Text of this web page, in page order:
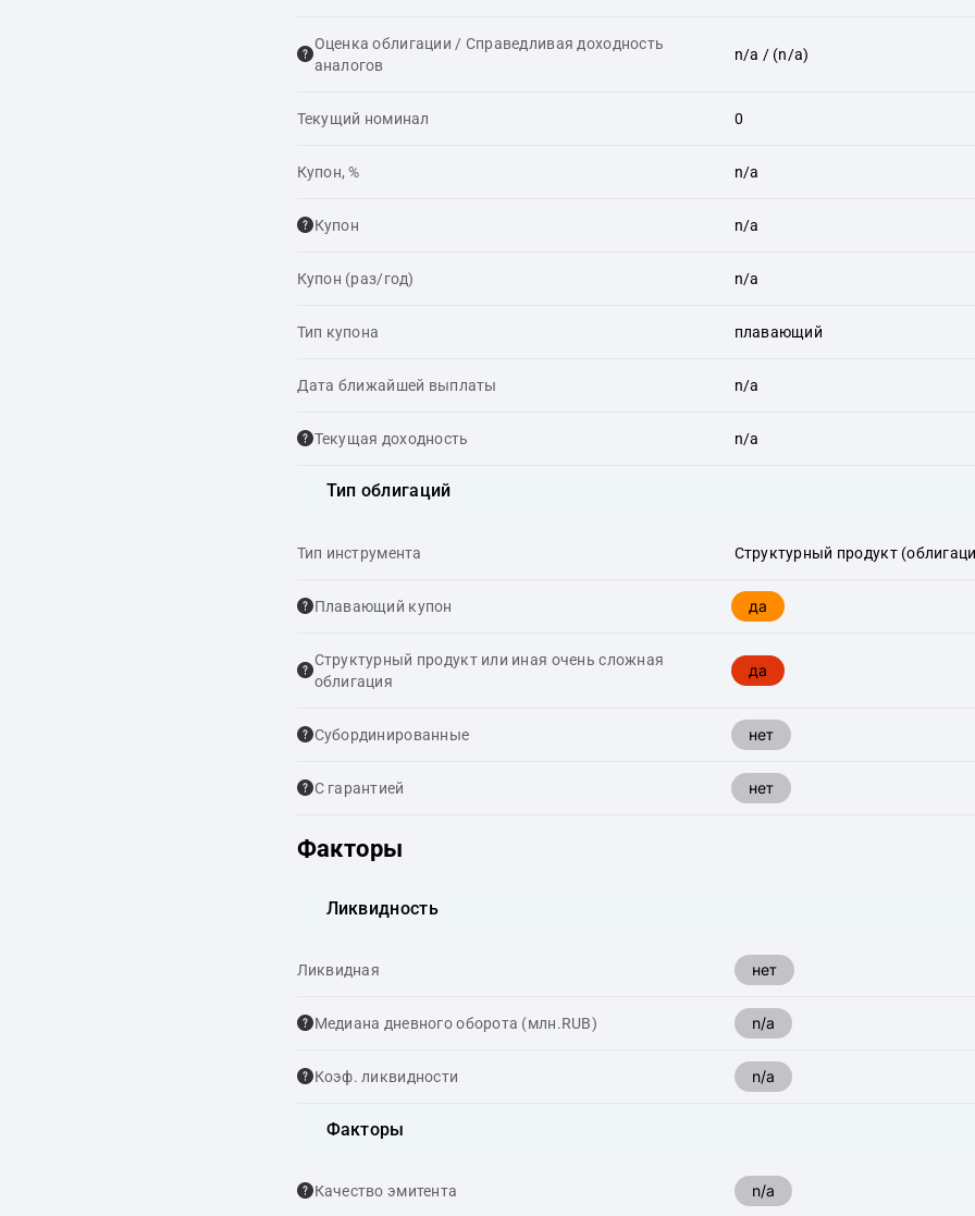
Оценка облигации / Справедливая доходность
аналогов
n/a / (n/a)
Текущий номинал 0
Купон, % n/a
Купон n/a
Купон (раз/год) n/a
Тип купона плавающий
Дата ближайшей выплаты n/a
Текущая доходность n/a
Тип облигаций
Тип инструмента Структурный продукт
Плавающий купон да
Структурный продукт или иная очень сложная
облигация
да
Cубординированные нет
С гарантией нет
Факторы
Ликвидность
Ликвидная нет
Медиана дневного оборота (млн.RUB) n/a
Коэф. ликвидности n/a
Факторы
Качество эмитента n/a